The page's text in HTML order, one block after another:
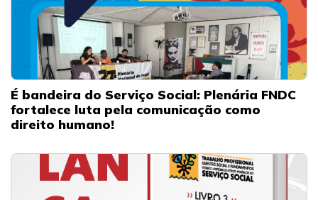
É bandeira do Serviço Social: Plenária FNDC
fortalece luta pela comunicação como
direito humano!